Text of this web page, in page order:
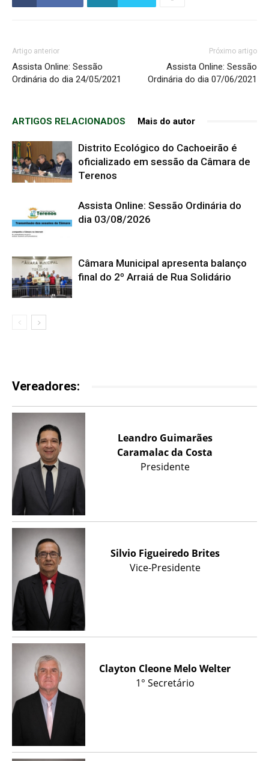
Artigo anterior
Assista Online: Sessão
Ordinária do dia 24/05/2021
Próximo artigo
Assista Online: Sessão
Ordinária do dia 07/06/2021
ARTIGOS RELACIONADOS Mais do autor
Distrito Ecológico do Cachoeirão é
oficializado em sessão da Câmara de
Terenos
Assista Online: Sessão Ordinária do
dia 03/08/2026
Câmara Municipal apresenta balanço
final do 2º Arraiá de Rua Solidário
Vereadores:
Leandro Guimarães
Caramalac da Costa
Presidente
Silvio Figueiredo Brites
Vice-Presidente
Clayton Cleone Melo Welter
1° Secretário